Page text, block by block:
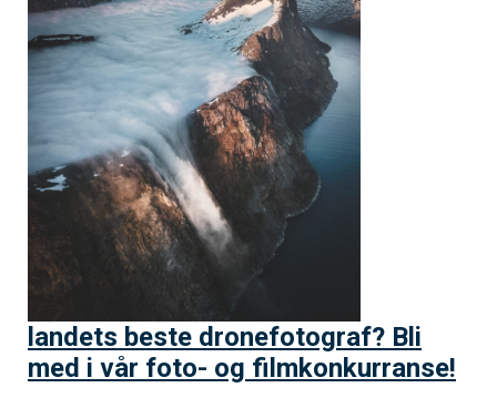
landets beste dronefotograf? Bli
med i vår foto- og filmkonkurranse!